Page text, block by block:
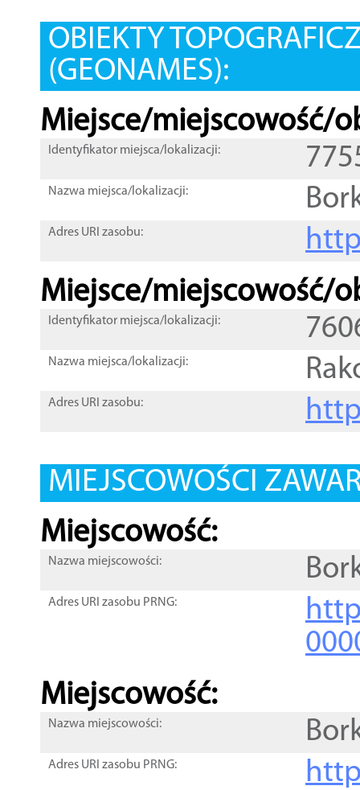
OBIEKTY
(GEONAMES):
Miejsce/miejscowość/
Identyfikator miejsca/lokalizacji:
Nazwa miejsca/lokalizacji:
Adres URI zasobu:
Miejsce/miejscowość/
Identyfikator miejsca/lokalizacji:
Nazwa miejsca/lokalizacji:
Adres URI zasobu:
MIEJSCOWOŚCI
Miejscowość:
Nazwa miejscowości:
Adres URI zasobu PRNG:
Miejscowość:
Nazwa miejscowości:
Adres URI zasobu PRNG: